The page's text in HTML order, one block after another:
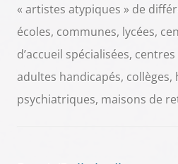
« artistes atypiques » de
écoles, communes, lycées,
d’accueil spécialisées,
adultes handicapés, collèges,
psychiatriques, maisons de